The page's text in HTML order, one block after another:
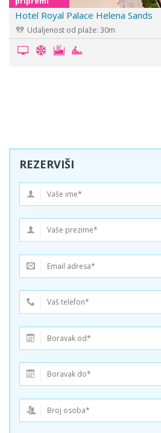
Hotel Heaven
Udaljenost od plaže: 0m
REZERVIŠI